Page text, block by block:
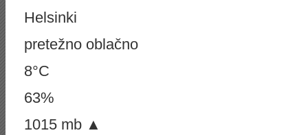
Helsinki
pretežno oblačno
8°C
63%
1015 mb ▲